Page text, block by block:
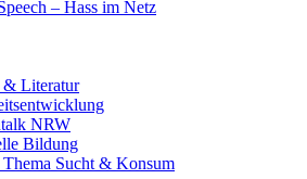
– Hass im Netz
Literatur
NRW
Bildung
Sucht & Konsum